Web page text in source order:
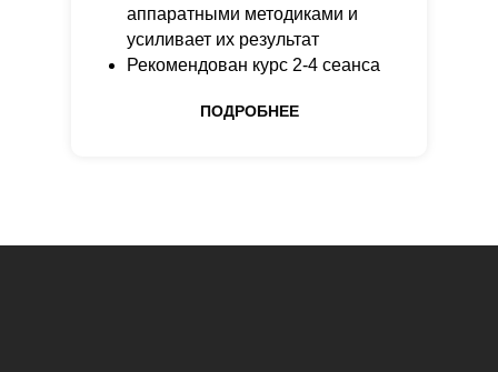
аппаратными методиками и
усиливает их результат
Рекомендован курс 2-4 сеанса
ПОДРОБНЕЕ